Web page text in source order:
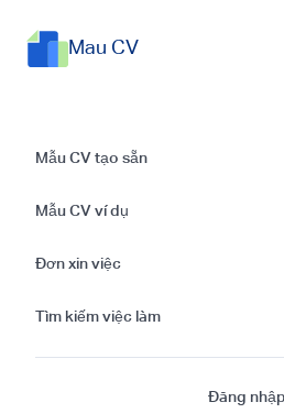
Mau CV
Mẫu CV tạo sẵn
Mẫu CV ví dụ
Đơn xin việc
Tìm kiếm việc làm
Đăng nhập
CV Đầu
Hướng dẫn
Tốt Nhất